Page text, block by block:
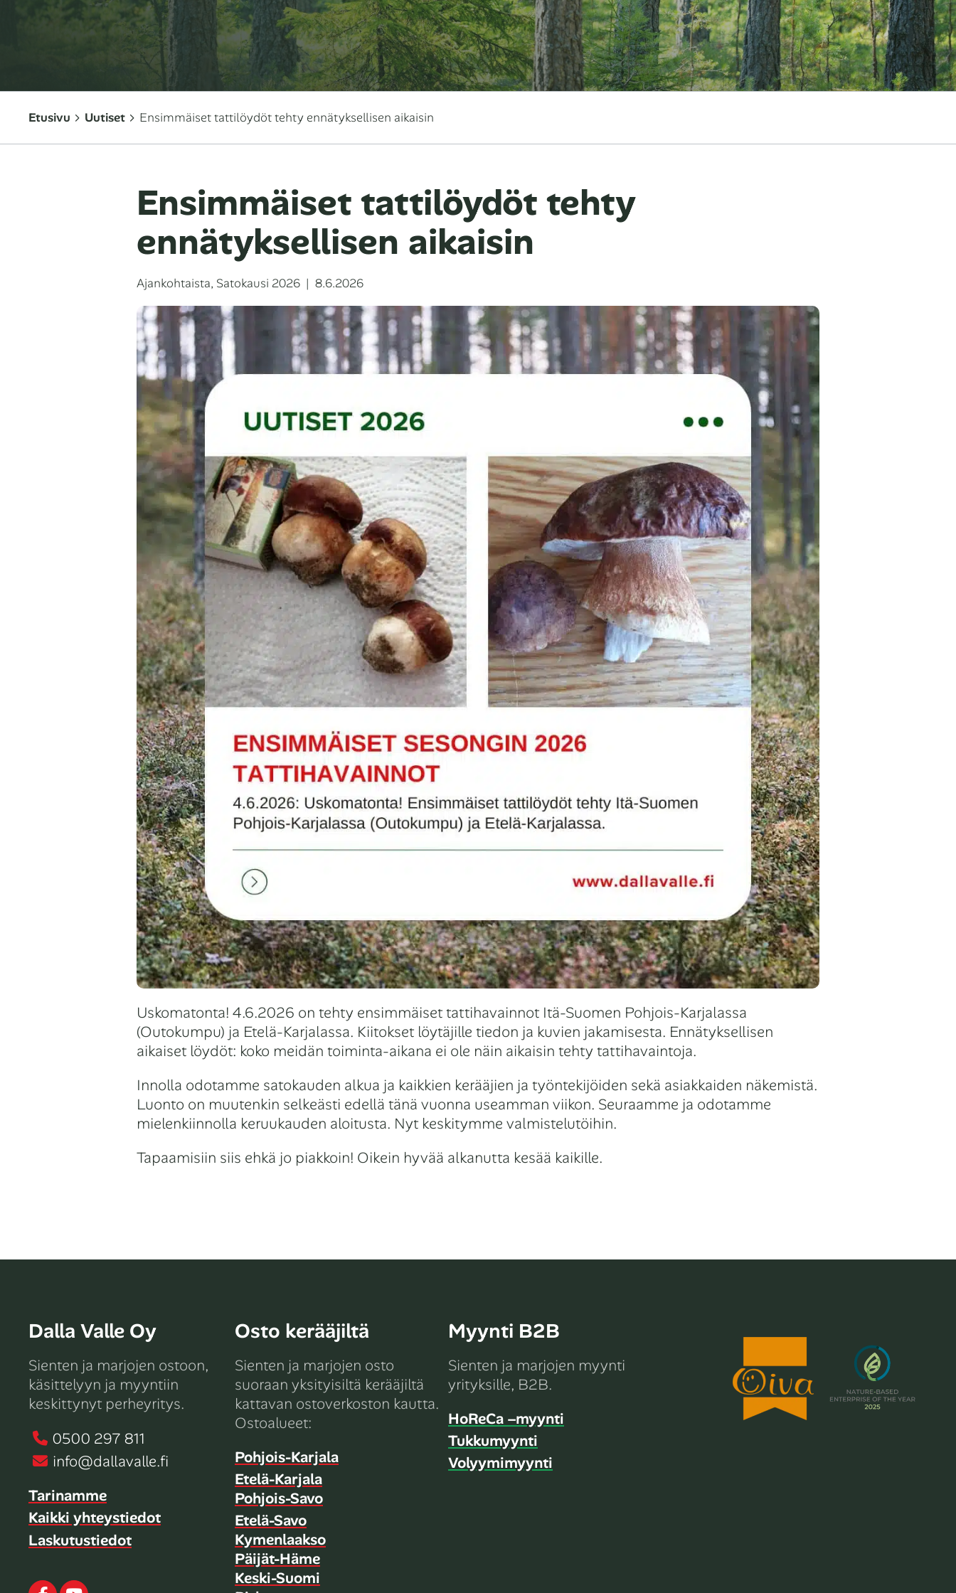
Etusivu Uutiset Ensimmäiset tattilöydöt tehty ennätyksellisen aikaisin
Ensimmäiset tattilöydöt tehty
ennätyksellisen aikaisin
Kategoriat
Ajankohtaista, Satokausi 2026 Julkaistu
8.6.2026
Uskomatonta! 4.6.2026 on tehty ensimmäiset tattihavainnot Itä-Suomen Pohjois-Karjalassa
(Outokumpu) ja Etelä-Karjalassa. Kiitokset löytäjille tiedon ja kuvien jakamisesta. Ennätyksellisen
aikaiset löydöt: koko meidän toiminta-aikana ei ole näin aikaisin tehty tattihavaintoja.
Innolla odotamme satokauden alkua ja kaikkien kerääjien ja työntekijöiden sekä asiakkaiden näkemistä.
Luonto on muutenkin selkeästi edellä tänä vuonna useamman viikon. Seuraamme ja odotamme
mielenkiinnolla keruukauden aloitusta. Nyt keskitymme valmistelutöihin.
Tapaamisiin siis ehkä jo piakkoin! Oikein hyvää alkanutta kesää kaikille.
Dalla Valle Oy
Sienten ja marjojen ostoon,
käsittelyyn ja myyntiin
keskittynyt perheyritys.
0500 297 811
info@dallavalle.fi
Tarinamme
Kaikki yhteystiedot
Laskutustiedot
Osto kerääjiltä
Sienten ja marjojen osto
suoraan yksityisiltä kerääjiltä
kattavan ostoverkoston kautta.
Ostoalueet:
Pohjois-Karjala
Etelä-Karjala
Pohjois-Savo
Etelä-Savo
Kymenlaakso
Päijät-Häme
Keski-Suomi
Myynti B2B
Sienten ja marjojen myynti
yrityksille, B2B.
HoReCa –myynti
Tukkumyynti
Volyymimyynti